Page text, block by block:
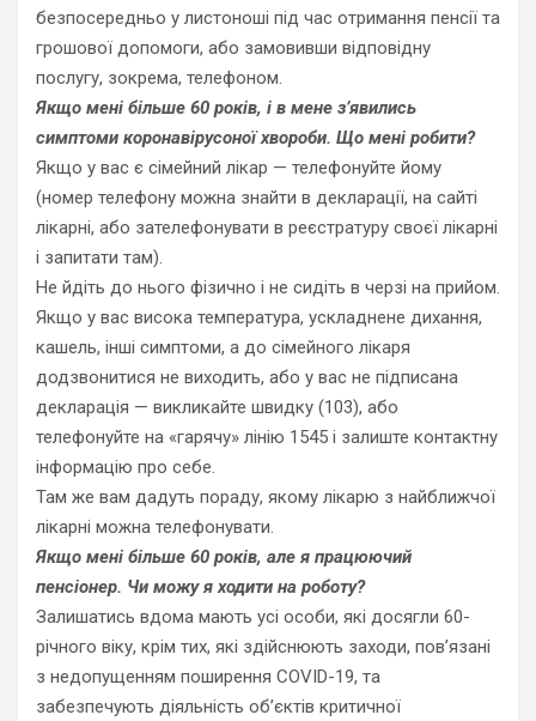
безпосередньо у листоноші під час отримання пенсії та
грошової допомоги, або замовивши відповідну
послугу, зокрема, телефоном.
Якщо мені більше 60 років, і в мене з’явились
симптоми коронавірусоної хвороби. Що мені робити?
Якщо у вас є сімейний лікар — телефонуйте йому
(номер телефону можна знайти в декларації, на сайті
лікарні, або зателефонувати в реєстратуру своєї лікарні
і запитати там).
Не йдіть до нього фізично і не сидіть в черзі на прийом.
Якщо у вас висока температура, ускладнене дихання,
кашель, інші симптоми, а до сімейного лікаря
додзвонитися не виходить, або у вас не підписана
декларація — викликайте швидку (103), або
телефонуйте на «гарячу» лінію 1545 і залиште контактну
інформацію про себе.
Там же вам дадуть пораду, якому лікарю з найближчої
лікарні можна телефонувати.
Якщо мені більше 60 років, але я працюючий
пенсіонер. Чи можу я ходити на роботу?
Залишатись вдома мають усі особи, які досягли 60-
річного віку, крім тих, які здійснюють заходи, пов’язані
з недопущенням поширення COVID-19, та
забезпечують діяльність об’єктів критичної